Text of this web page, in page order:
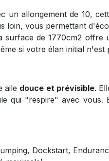
un allongement de 10,
loin, vous permettant
surface de 1770cm2 offre
si votre élan initial n'est
aile douce et prévisible.
qui "respire" avec
Dockstart,